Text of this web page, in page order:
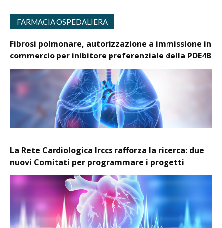
FARMACIA OSPEDALIERA
Fibrosi polmonare, autorizzazione a immissione in
commercio per inibitore preferenziale della PDE4B
La Rete Cardiologica Irccs rafforza la ricerca: due
nuovi Comitati per programmare i progetti